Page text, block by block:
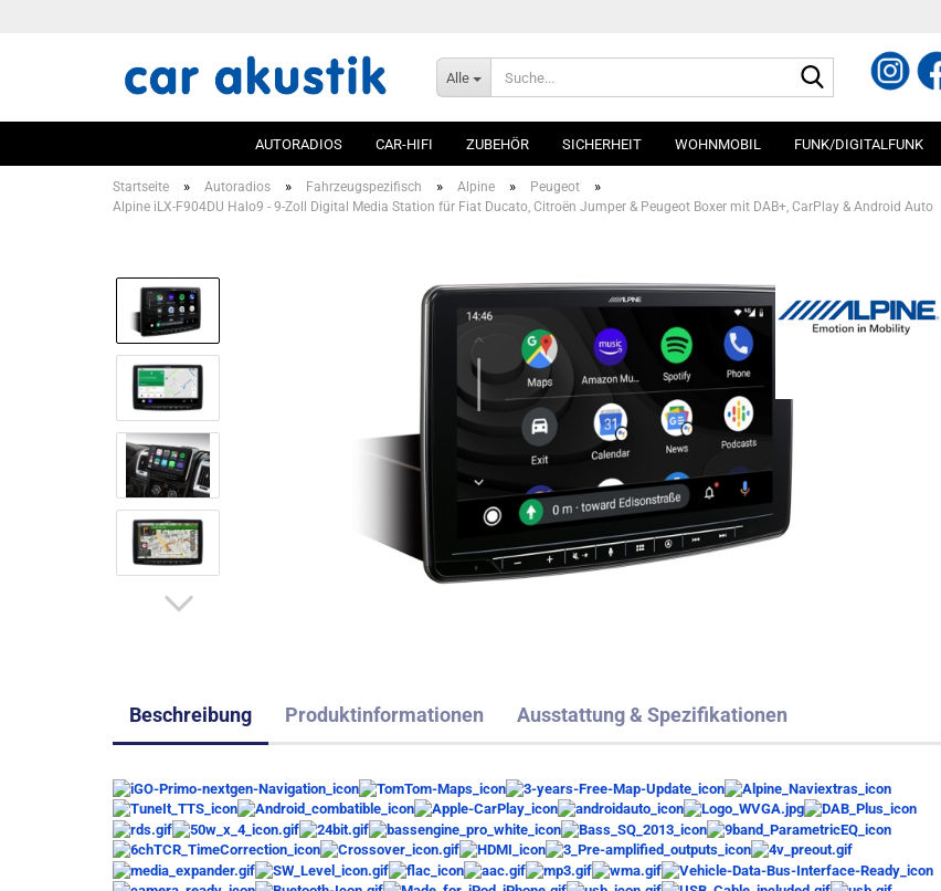
Alle
Suche...
AUTORADIOS CAR-HIFI ZUBEHÖR SICHERHEIT WOHNMOBIL FUNK/DIGITALFUNK
Startseite » Autoradios » Fahrzeugspezifisch » Alpine » Peugeot »
Alpine iLX-F904DU Halo9 - 9-Zoll Digital Media Station für Fiat Ducato, Citroën Jumper & Peugeot Boxer mit DAB+, CarPlay & Android Auto
Beschreibung Produktinformationen Ausstattung & Spezifikationen